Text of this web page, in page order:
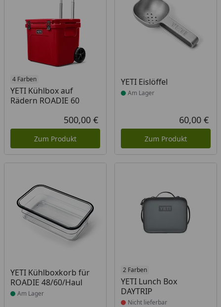
4 Farben
YETI Kühlbox auf
Rädern ROADIE 60
Aktueller Preis
500,00 €
Zum Produkt
YETI Eislöffel
Produkt am Lager
Am Lager
60,00 €
Zum Produkt
YETI Kühlboxkorb für
ROADIE 48/60/Haul
Produkt am Lager
Am Lager
2 Farben
YETI Lunch Box
DAYTRIP
Produkt nicht lieferbar
Nicht lieferbar